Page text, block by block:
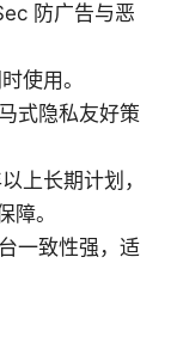
防广告与恶
使用。
式隐私友好策
上长期计划，
。
一致性强，适